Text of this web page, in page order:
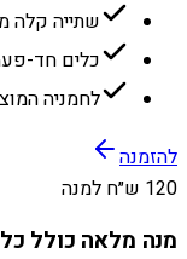
שתייה קלה
כלים חד-
לחמניה
להזמנה
120 ש״ח למנה
מנה מלאה כולל